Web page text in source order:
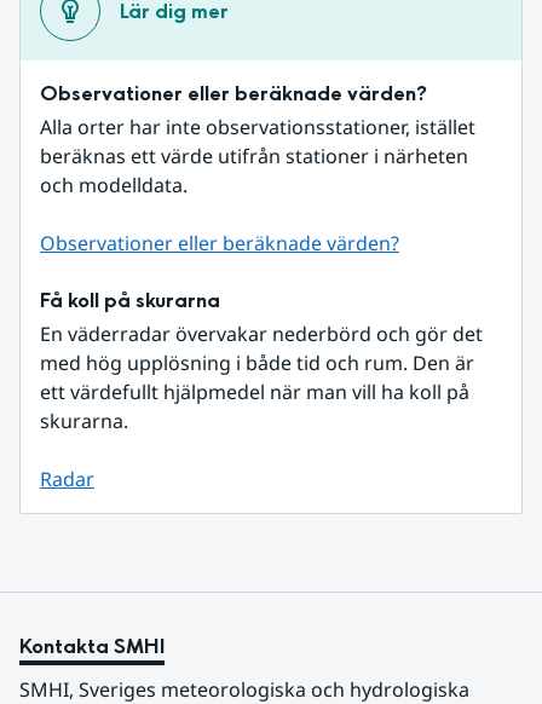
Lär dig mer
Observationer eller beräknade värden?
Alla orter har inte observationsstationer, istället
beräknas ett värde utifrån stationer i närheten
och modelldata.
Observationer eller beräknade värden?
Få koll på skurarna
En väderradar övervakar nederbörd och gör det
med hög upplösning i både tid och rum. Den är
ett värdefullt hjälpmedel när man vill ha koll på
skurarna.
Radar
Kontakta SMHI
SMHI, Sveriges meteorologiska och hydrologiska